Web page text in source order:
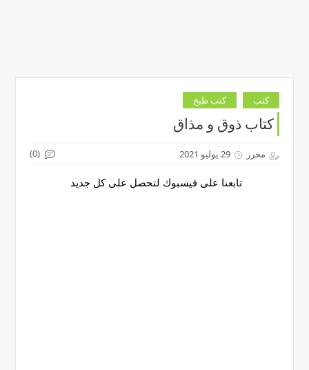
كتب كتب طبخ
كتاب ذوق و مذاق
محرر 29 يوليو 2021 (0)
تابعنا على فيسبوك لتحصل على كل جديد